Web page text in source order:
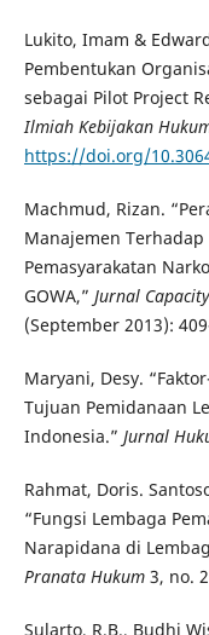
Lukito, Imam &
Pembentukan
sebagai Pilot Project
Ilmiah Kebijakan
https://doi.org/
Machmud, Rizan.
Manajemen
Pemasyarakatan
GOWA,” Jurnal
(September 2013):
Maryani, Desy.
Tujuan Pemidanaan
Indonesia.” Jurnal
Rahmat, Doris.
“Fungsi Lembaga
Narapidana di
Pranata Hukum3, no.
Sularto, R.B., Budhi